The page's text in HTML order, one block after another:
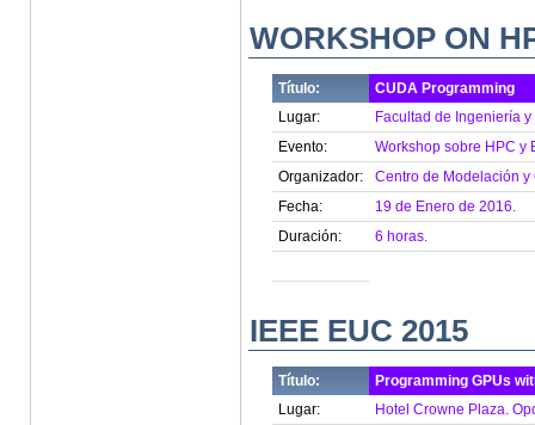
WORKSHOP ON
Título:
CUDA Programming
Lugar:
Facultad de Ingeniería
Evento:
Workshop sobre HPC y
Organizador:
Centro de Modelación
Fecha:
19 de Enero de 2016.
Duración:
6 horas.
IEEE EUC 2015
Título:
Programming GPUs
Lugar:
Hotel Crowne Plaza.